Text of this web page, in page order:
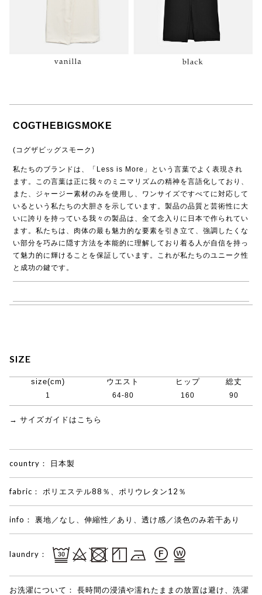
COGTHEBIGSMOKE
(コグザビッグスモーク)
私たちのブランドは、「Less is More」という言葉でよく表現され
ます。この言葉は正に我々のミニマリズムの精神を言語化しており、
また、ジャージー素材のみを使用し、ワンサイズですべてに対応して
いるという私たちの大胆さを示しています。製品の品質と芸術性に大
いに誇りを持っている我々の製品は、全て念入りに日本で作られてい
ます。私たちは、肉体の最も魅力的な要素を引き立て、強調したくな
い部分を巧みに隠す方法を本能的に理解しており着る人が自信を持っ
て魅力的に輝けることを保証しています。これが私たちのユニーク性
と成功の鍵です。
SIZE
size(cm) ウエスト ヒップ 総丈
1 64-80 160 90
→ サイズガイドはこちら
country： 日本製
fabric： ポリエステル88％、ポリウレタン12％
info： 裏地／なし、伸縮性／あり、透け感／淡色のみ若干あり
laundry：
お洗濯について：
長時間の浸漬や濡れたままの放置は避け、洗濯